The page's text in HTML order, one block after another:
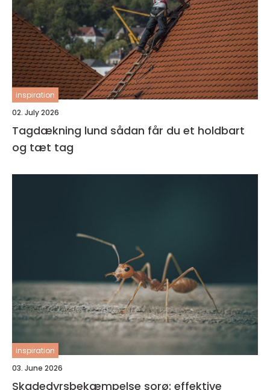
inspiration
02. July 2026
Tagdækning lund sådan får du et holdbart
og tæt tag
inspiration
03. June 2026
Skadedyrsbekæmpelse sorø: effektive